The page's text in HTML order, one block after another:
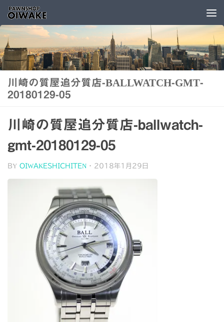
コンテンツへスキップ
川崎の質屋追分質店-BALLWATCH-GMT-
20180129-05
川崎の質屋追分質店-ballwatch-
gmt-20180129-05
BY OIWAKESHICHITEN · 2018年1月29日